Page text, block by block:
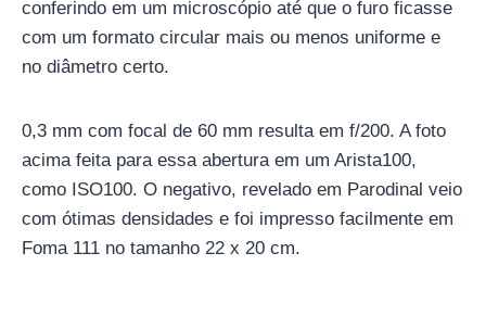
conferindo em um microscópio até que o furo ficasse
com um formato circular mais ou menos uniforme e
no diâmetro certo.
0,3 mm com focal de 60 mm resulta em f/200. A foto
acima feita para essa abertura em um Arista100,
como ISO100. O negativo, revelado em Parodinal veio
com ótimas densidades e foi impresso facilmente em
Foma 111 no tamanho 22 x 20 cm.